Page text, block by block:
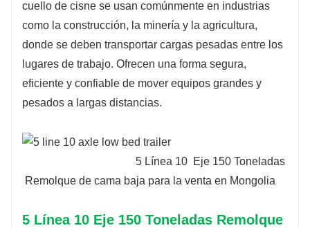
cuello de cisne se usan comúnmente en industrias
como la construcción, la minería y la agricultura,
donde se deben transportar cargas pesadas entre los
lugares de trabajo. Ofrecen una forma segura,
eficiente y confiable de mover equipos grandes y
pesados ​​a largas distancias.
5 Línea 10 Eje 150 Toneladas
Remolque de cama baja para la venta en Mongolia
5 Línea 10 Eje 150 Toneladas Remolque